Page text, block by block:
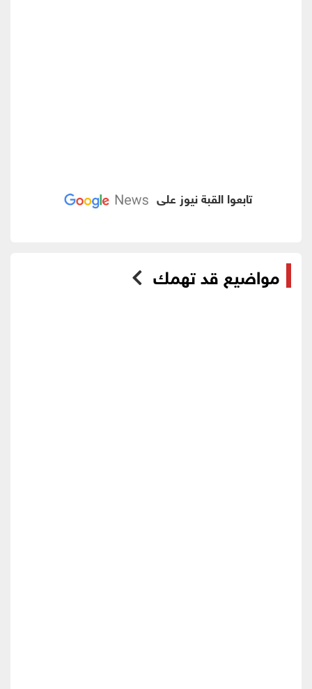
تابعوا القبة نيوز على
مواضيع قد تهمك